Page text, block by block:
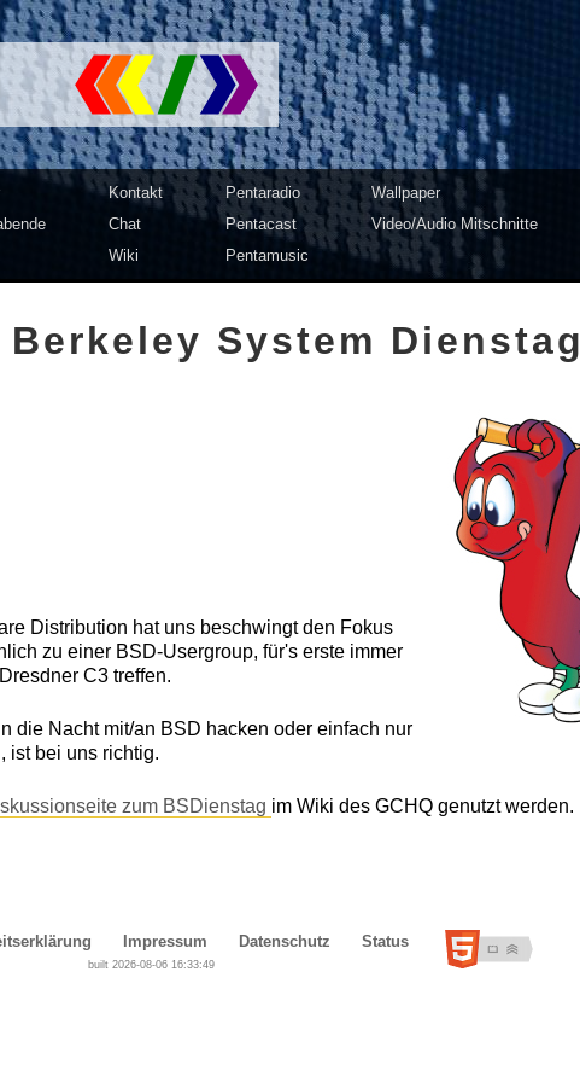
Club Dresden | c3d2
Kontakt
Chat
Wiki
Pentaradio
Pentacast
Pentamusic
Wallpaper
Video/Audio Mitschnitte
System Dienstag
Distribution hat uns beschwingt den Fokus
zu einer BSD-Usergroup, für's erste immer
C3 treffen.
die Nacht mit/an BSD hacken oder einfach nur
ist bei uns richtig.
zum BSDienstag im Wiki des GCHQ genutzt werden.
Impressum Datenschutz Status
built 2026-08-06 16:33:49